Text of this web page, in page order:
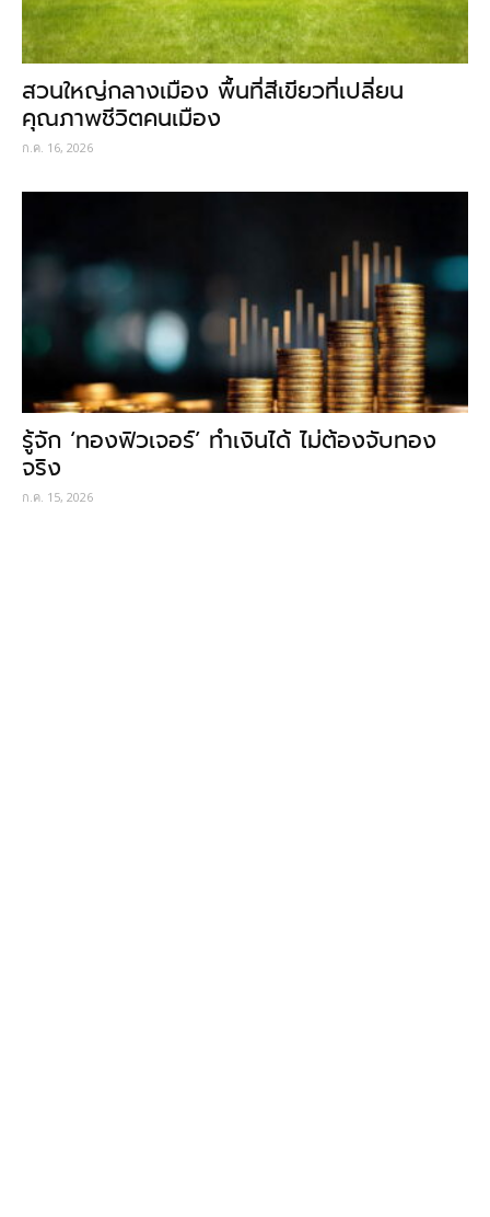
สวนใหญ่กลางเมือง พื้นที่สีเขียวที่เปลี่ยน
คุณภาพชีวิตคนเมือง
ก.ค. 16, 2026
รู้จัก ‘ทองฟิวเจอร์’ ทำเงินได้ ไม่ต้องจับทอง
จริง
ก.ค. 15, 2026